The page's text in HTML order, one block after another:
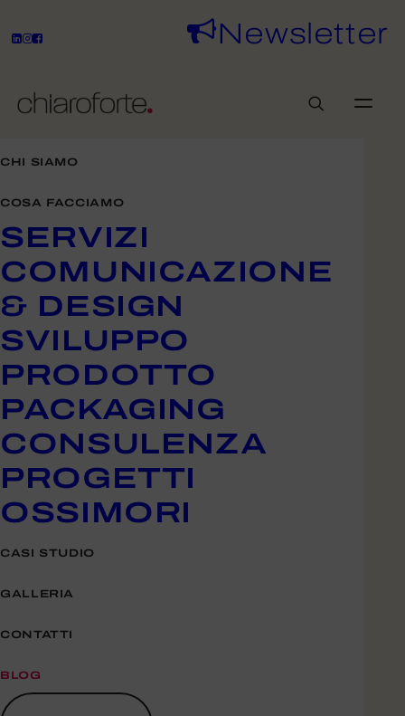
Newsletter
CHI SIAMO
COSA FACCIAMO
SERVIZI
COMUNICAZIONE
& DESIGN
SVILUPPO
PRODOTTO
PACKAGING
CONSULENZA
PROGETTI
OSSIMORI
CASI STUDIO
GALLERIA
CONTATTI
BLOG
Blog